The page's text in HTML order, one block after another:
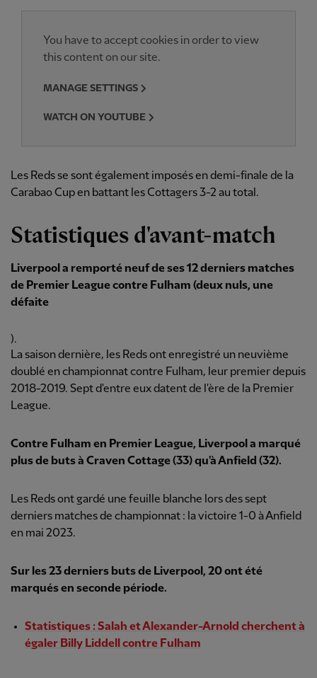
You have to accept cookies in order to view
this content on our site.
MANAGE SETTINGS
WATCH ON YOUTUBE
Les Reds se sont également imposés en demi-finale de la
Carabao Cup en battant les Cottagers 3-2 au total.
Statistiques d'avant-match
Liverpool a remporté neuf de ses 12 derniers matches
de Premier League contre Fulham (deux nuls, une
défaite
).
La saison dernière, les Reds ont enregistré un neuvième
doublé en championnat contre Fulham, leur premier depuis
2018-2019. Sept d'entre eux datent de l'ère de la Premier
League.
Contre Fulham en Premier League, Liverpool a marqué
plus de buts à Craven Cottage (33) qu'à Anfield (32).
Les Reds ont gardé une feuille blanche lors des sept
derniers matches de championnat : la victoire 1-0 à Anfield
en mai 2023.
Sur les 23 derniers buts de Liverpool, 20 ont été
marqués en seconde période.
Statistiques : Salah et Alexander-Arnold cherchent à
égaler Billy Liddell contre Fulham